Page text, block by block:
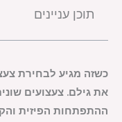
תוכן עניינים
כשזה מגיע לבחירת
את גילם. צעצועים
ההתפתחות הפיזית